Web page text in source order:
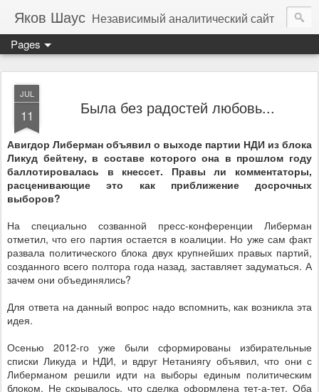
Яков Шаус Независимый аналитический сайт
Pages
JUL
11 Была без радостей любовь...
Авигдор Либерман объявил о выходе партии НДИ из блока
Ликуд бейтену, в составе которого она в прошлом году
баллотировалась в кнессет. Правы ли комментаторы,
расценивающие это как приближение досрочных
выборов?
На специально созванной пресс-конференции Либерман
отметил, что его партия остается в коалиции. Но уже сам факт
развала политического блока двух крупнейших правых партий,
созданного всего полтора года назад, заставляет задуматься. А
зачем они объединялись?
Для ответа на данный вопрос надо вспомнить, как возникла эта
идея.
Осенью 2012-го уже были сформированы избирательные
списки Ликуда и НДИ, и вдруг Нетаниягу объявил, что они с
Либерманом решили идти на выборы единым политическим
блоком. Не скрывалось, что сделка оформлена тет-а-тет. Оба